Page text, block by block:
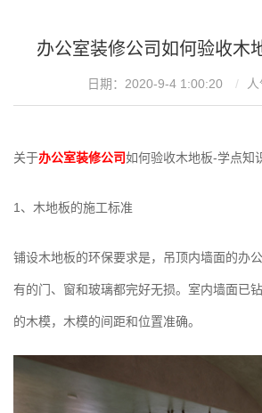
办公室装修公司如何验收木
日期：2020-9-4 1:00:20 人
关于办公室装修公司如何验收木地板-学点知
1、木地板的施工标准
铺设木地板的环保要求是，吊顶内墙面的办
有的门、窗和玻璃都完好无损。室内墙面已
的木模，木模的间距和位置准确。